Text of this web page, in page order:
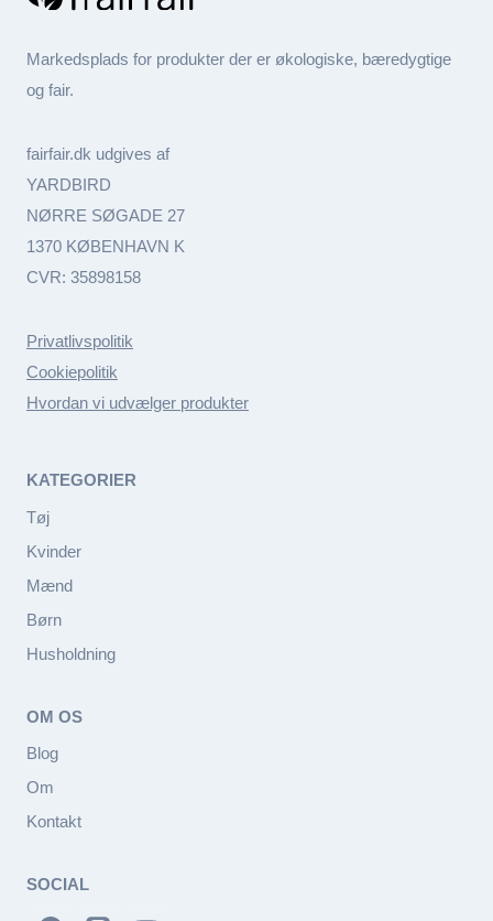
Markedsplads for produkter der er økologiske, bæredygtige
og fair.
fairfair.dk udgives af
YARDBIRD
NØRRE SØGADE 27
1370 KØBENHAVN K
CVR: 35898158
Privatlivspolitik
Cookiepolitik
Hvordan vi udvælger produkter
KATEGORIER
Tøj
Kvinder
Mænd
Børn
Husholdning
OM OS
Blog
Om
Kontakt
SOCIAL